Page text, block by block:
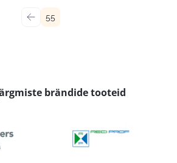
← 55
brändide tooteid